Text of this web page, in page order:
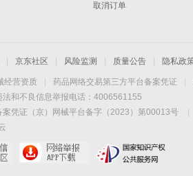
取消订单
京东社区 风险监测 质量公告 隐私政
经营资质 药品网络交易第三方平台备案凭证
法和不良信息举报电话：4006561155
案凭证（京）网械平台备字（2023）第00013号